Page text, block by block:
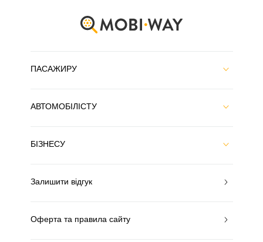
ПАСАЖИРУ
АВТОМОБІЛІСТУ
БІЗНЕСУ
Залишити відгук
Оферта та правила сайту